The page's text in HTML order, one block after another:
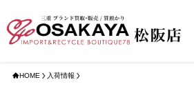
HOME 入荷情報